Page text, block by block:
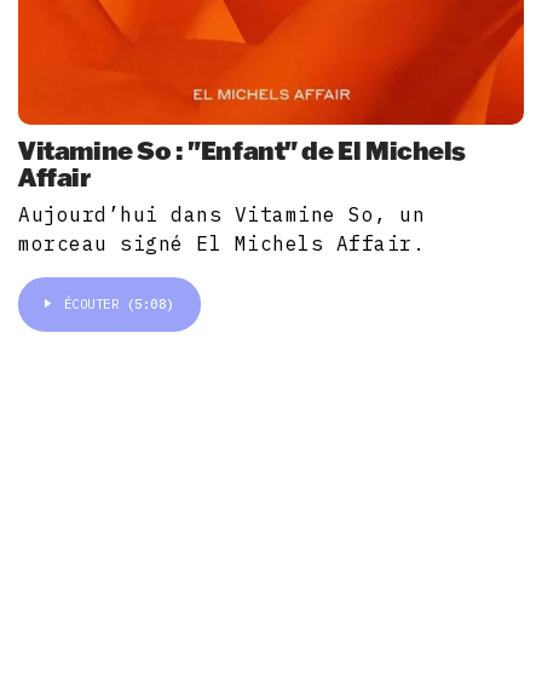
Vitamine So : "Enfant" de El Michels
Affair
Aujourd’hui dans Vitamine So, un
morceau signé El Michels Affair.
ÉCOUTER (5:08)